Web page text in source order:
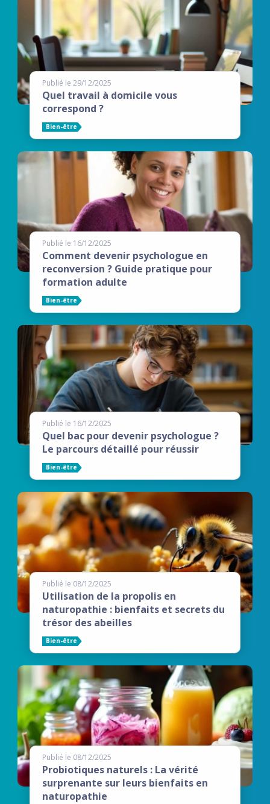
Publié le 29/12/2025
Quel travail à domicile vous
correspond ?
Bien-être
Publié le 16/12/2025
Comment devenir psychologue en
reconversion ? Guide pratique pour
formation adulte
Bien-être
Publié le 16/12/2025
Quel bac pour devenir psychologue ?
Le parcours détaillé pour réussir
Bien-être
Publié le 08/12/2025
Utilisation de la propolis en
naturopathie : bienfaits et secrets du
trésor des abeilles
Bien-être
Publié le 08/12/2025
Probiotiques naturels : La vérité
surprenante sur leurs bienfaits en
naturopathie